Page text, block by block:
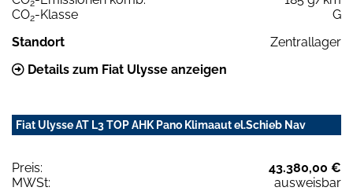
2
CO2-Klasse
G
Standort
Zentrallager
Details zum Fiat Ulysse anzeigen
Fiat Ulysse AT L3 TOP AHK Pano Klimaaut el.Schieb Nav
Preis:
43.380,00 €
MWSt:
ausweisbar